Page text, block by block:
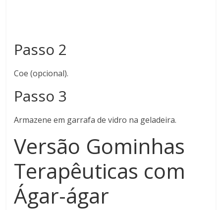
Passo 2
Coe (opcional).
Passo 3
Armazene em garrafa de vidro na geladeira.
Versão Gominhas
Terapêuticas com
Ágar-ágar